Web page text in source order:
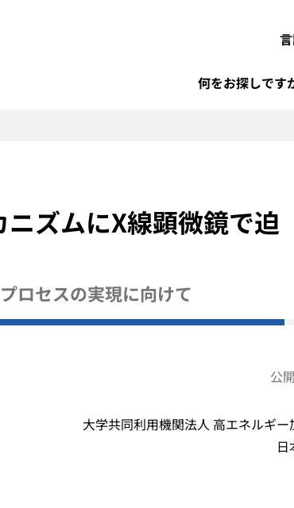
何をお探しです
ズムにX線顕微鏡で迫
ロセスの実現に向けて
公
大学共同利用機関法人 高エネルギ
日